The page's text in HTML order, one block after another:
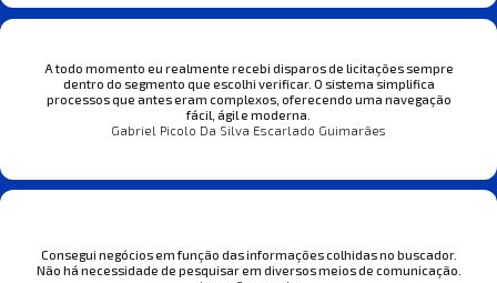
A todo momento eu realmente recebi disparos de licitações sempre
dentro do segmento que escolhi verificar. O sistema simplifica
processos que antes eram complexos, oferecendo uma navegação
fácil, ágil e moderna.
Gabriel Picolo Da Silva Escarlado Guimarães
Consegui negócios em função das informações colhidas no buscador.
Não há necessidade de pesquisar em diversos meios de comunicação.